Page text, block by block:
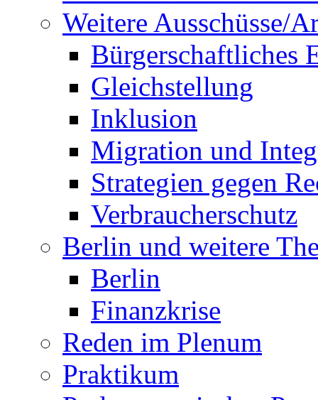
Weitere Ausschüsse/
Bürgerschaftliches
Gleichstellung
Inklusion
Migration und
Strategien gegen
Verbraucherschutz
Berlin und weitere
Berlin
Finanzkrise
Reden im Plenum
Praktikum